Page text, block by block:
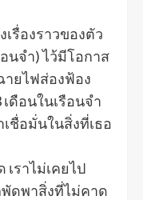
เรื่องราวของตัว
อนจำ) ไว้มีโอกาส
ายไฟส่องฟ้อง
ดือนในเรือนจำ
ชื่อมั่นในสิ่งที่เธอ
เราไม่เคยไป
ดพาสิ่งที่ไม่คาด